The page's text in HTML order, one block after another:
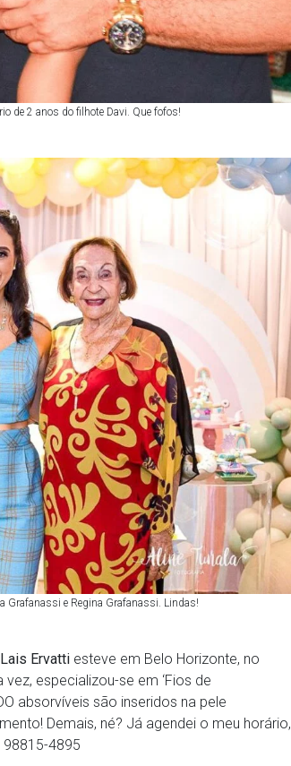
de 2 anos do filhote Davi. Que fofos!
Grafanassi e Regina Grafanassi. Lindas!
Ervatti esteve em Belo Horizonte, no
especializou-se em ‘Fios de
absorvíveis são inseridos na pele
Demais, né? Já agendei o meu horário,
98815-4895